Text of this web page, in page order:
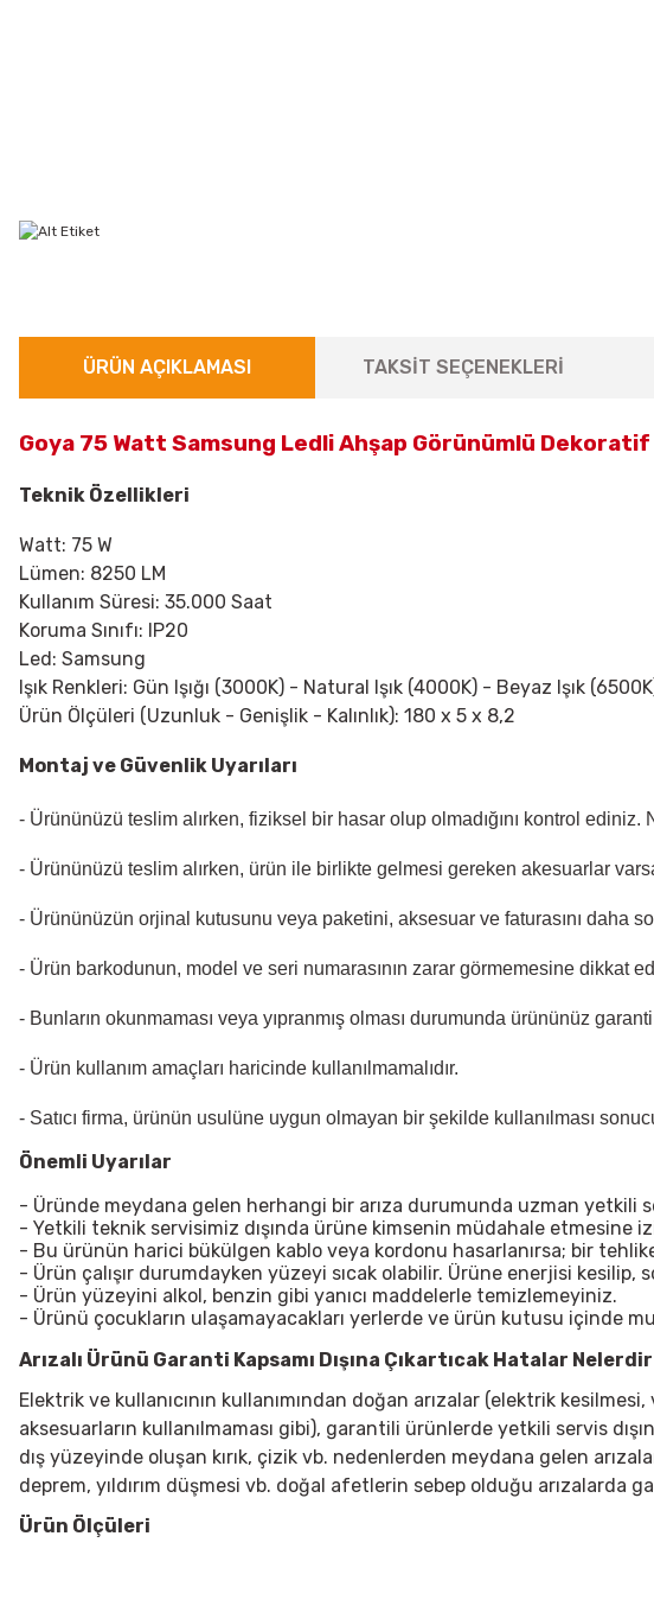
ÜRÜN AÇIKLAMASI TAKSİT SEÇENEKLERİ
Goya 75 Watt Samsung Ledli Ahşap Görünümlü
Teknik Özellikleri
Watt: 75 W
Lümen: 8250 LM
Kullanım Süresi: 35.000 Saat
Koruma Sınıfı: IP20
Led: Samsung
Işık Renkleri: Gün Işığı (3000K) - Natural Işık (4000K) - Beyaz Işık
Ürün Ölçüleri (Uzunluk - Genişlik - Kalınlık): 180 x 5 x 8,2
Montaj ve Güvenlik Uyarıları
- Ürününüzü teslim alırken, fiziksel bir hasar olup olmadığını kontrol
- Ürününüzü teslim alırken, ürün ile birlikte gelmesi gereken akesuarlar
- Ürününüzün orjinal kutusunu veya paketini, aksesuar ve faturasını daha
- Ürün barkodunun, model ve seri numarasının zarar görmemesine dikkat
- Bunların okunmaması veya yıpranmış olması durumunda ürününüz
- Ürün kullanım amaçları haricinde kullanılmamalıdır.
- Satıcı firma, ürünün usulüne uygun olmayan bir şekilde kullanılması
Önemli Uyarılar
- Üründe meydana gelen herhangi bir arıza durumunda uzman yetkili
- Yetkili teknik servisimiz dışında ürüne kimsenin müdahale etmesine
- Bu ürünün harici bükülgen kablo veya kordonu hasarlanırsa; bir
- Ürün çalışır durumdayken yüzeyi sıcak olabilir. Ürüne enerjisi kesilip,
- Ürün yüzeyini alkol, benzin gibi yanıcı maddelerle temizlemeyiniz.
- Ürünü çocukların ulaşamayacakları yerlerde ve ürün kutusu içinde
Arızalı Ürünü Garanti Kapsamı Dışına Çıkartıcak Hatalar
Elektrik ve kullanıcının kullanımından doğan arızalar (elektrik
aksesuarların kullanılmaması gibi), garantili ürünlerde yetkili servis
dış yüzeyinde oluşan kırık, çizik vb. nedenlerden meydana gelen
deprem, yıldırım düşmesi vb. doğal afetlerin sebep olduğu arızalarda
Ürün Ölçüleri